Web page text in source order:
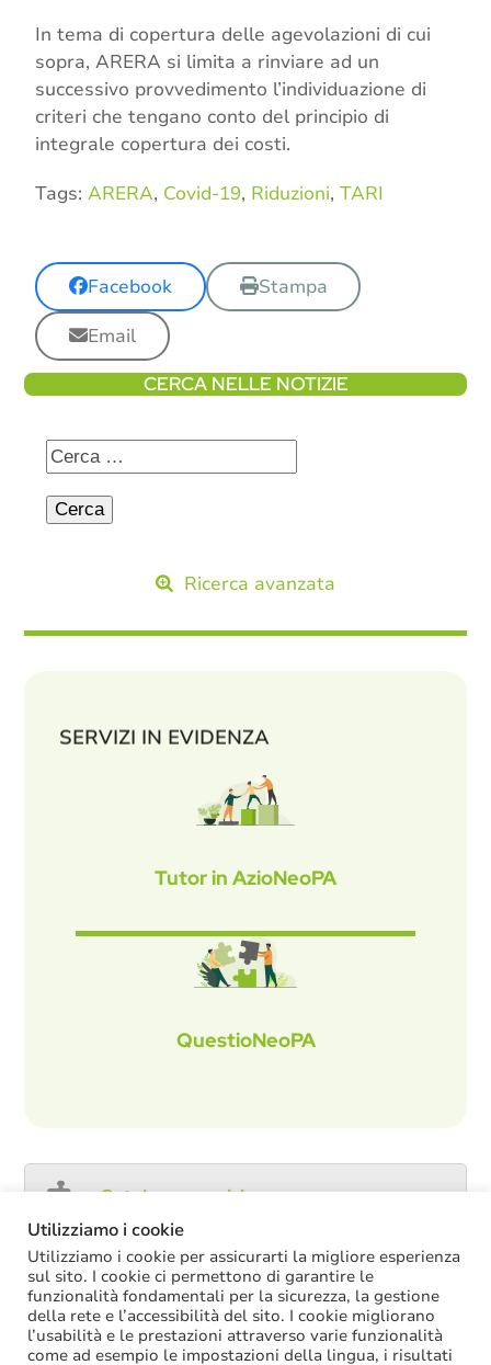
In tema di copertura delle agevolazioni di cui
sopra, ARERA si limita a rinviare ad un
successivo provvedimento l’individuazione di
criteri che tengano conto del principio di
integrale copertura dei costi.
Tags: ARERA, Covid-19, Riduzioni, TARI
Facebook
Stampa
Email
CERCA NELLE NOTIZIE
Ricerca avanzata
SERVIZI IN EVIDENZA
Tutor in AzioNeoPA
QuestioNeoPA
Catalogo servizi
ULTIME NOTIZIE
Decreto PA: nella versione definitiva salta il
Utilizziamo i cookie
Utilizziamo i cookie per assicurarti la migliore esperienza
sul sito. I cookie ci permettono di garantire le
funzionalità fondamentali per la sicurezza, la gestione
della rete e l’accessibilità del sito. I cookie migliorano
l’usabilità e le prestazioni attraverso varie funzionalità
come ad esempio le impostazioni della lingua, i risultati